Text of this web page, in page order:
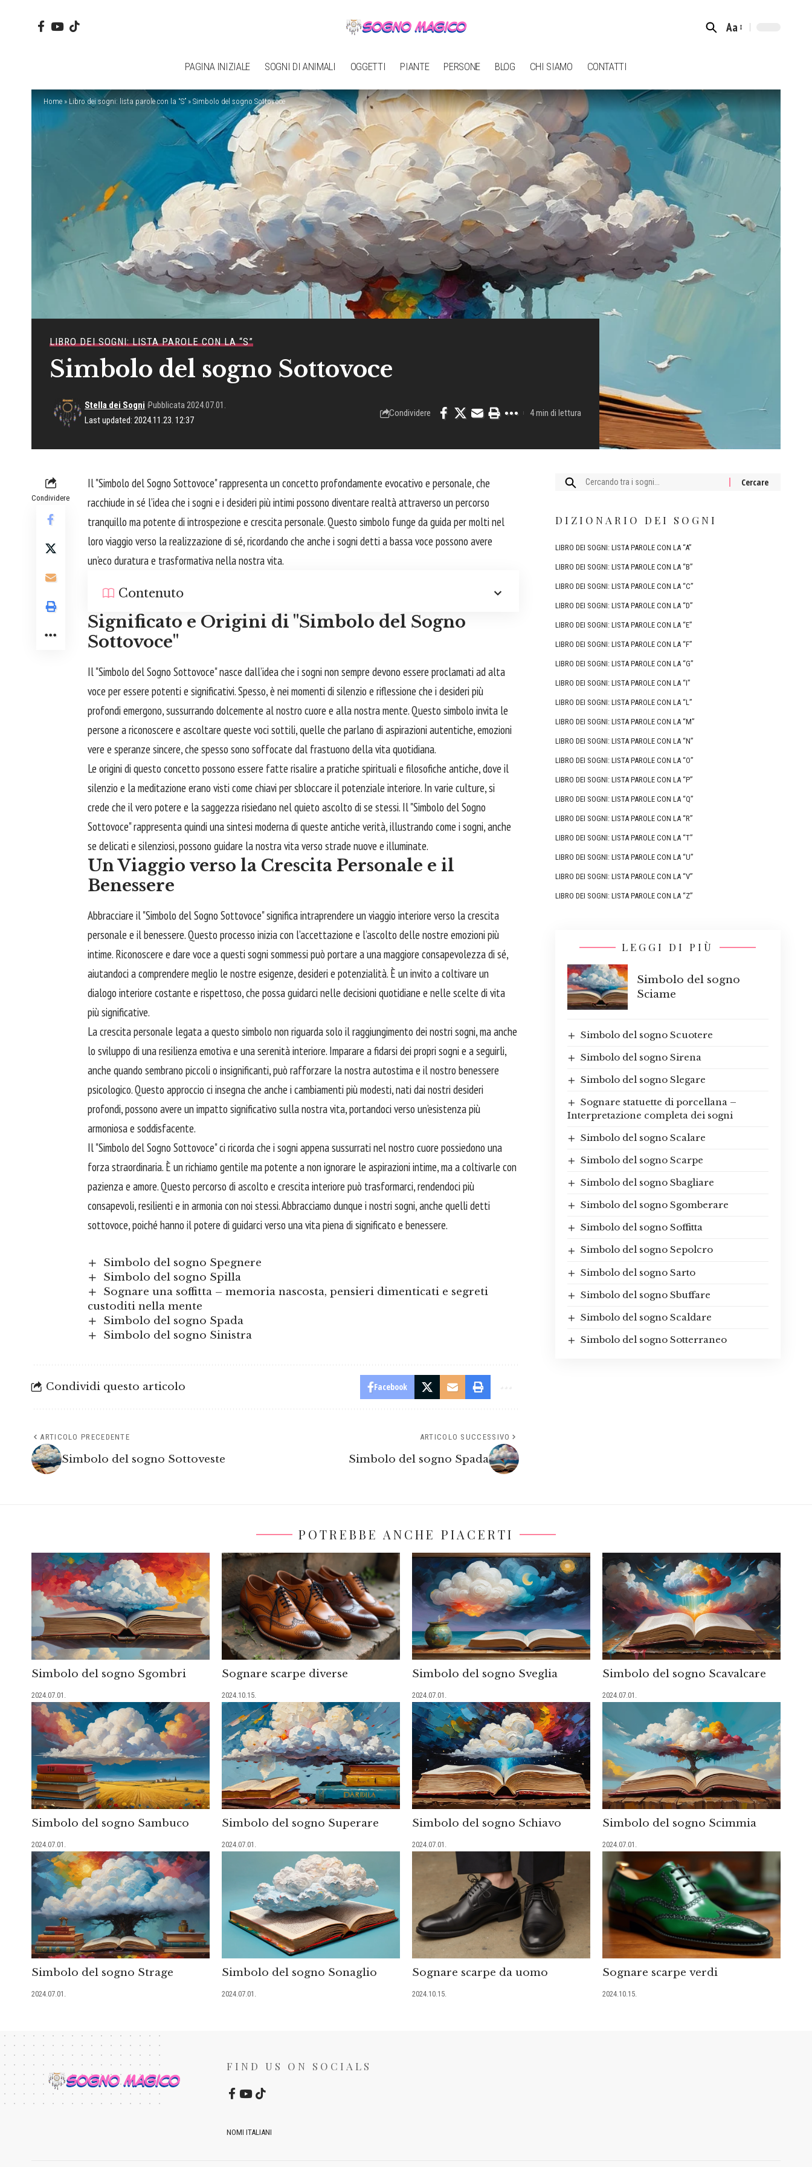
Font
Aa
PAGINA INIZIALE SOGNI DI ANIMALI OGGETTI PIANTE PERSONE BLOG CHI SIAMO CONTATTI
Home » Libro dei sogni: lista parole con la “S” » Simbolo del sogno Sottovoce
LIBRO DEI SOGNI: LISTA PAROLE CON LA “S”
Simbolo del sogno Sottovoce
Last updated: 2024.11.23. 12:37
Stella dei Sogni Pubblicata 2024.07.01.
Condividere 4 min di lettura
Condividere
Il "Simbolo del Sogno Sottovoce" rappresenta un concetto profondamente evocativo e personale, che
racchiude in sé l’idea che i sogni e i desideri più intimi possono diventare realtà attraverso un percorso
tranquillo ma potente di introspezione e crescita personale. Questo simbolo funge da guida per molti nel
loro viaggio verso la realizzazione di sé, ricordando che anche i sogni detti a bassa voce possono avere
un’eco duratura e trasformativa nella nostra vita.
Contenuto
Significato e Origini di "Simbolo del Sogno
Sottovoce"
Il "Simbolo del Sogno Sottovoce" nasce dall’idea che i sogni non sempre devono essere proclamati ad alta
voce per essere potenti e significativi. Spesso, è nei momenti di silenzio e riflessione che i desideri più
profondi emergono, sussurrando dolcemente al nostro cuore e alla nostra mente. Questo simbolo invita le
persone a riconoscere e ascoltare queste voci sottili, quelle che parlano di aspirazioni autentiche, emozioni
vere e speranze sincere, che spesso sono soffocate dal frastuono della vita quotidiana.
Le origini di questo concetto possono essere fatte risalire a pratiche spirituali e filosofiche antiche, dove il
silenzio e la meditazione erano visti come chiavi per sbloccare il potenziale interiore. In varie culture, si
crede che il vero potere e la saggezza risiedano nel quieto ascolto di se stessi. Il "Simbolo del Sogno
Sottovoce" rappresenta quindi una sintesi moderna di queste antiche verità, illustrando come i sogni, anche
se delicati e silenziosi, possono guidare la nostra vita verso strade nuove e illuminate.
Un Viaggio verso la Crescita Personale e il
Benessere
Abbracciare il "Simbolo del Sogno Sottovoce" significa intraprendere un viaggio interiore verso la crescita
personale e il benessere. Questo processo inizia con l’accettazione e l’ascolto delle nostre emozioni più
intime. Riconoscere e dare voce a questi sogni sommessi può portare a una maggiore consapevolezza di sé,
aiutandoci a comprendere meglio le nostre esigenze, desideri e potenzialità. È un invito acoltivare un
dialogo interiore costante e rispettoso, che possa guidarci nelle decisioni quotidiane e nelle scelte di vita
più significative.
La crescita personale legata a questo simbolo non riguarda solo il raggiungimento dei nostri sogni, ma anche
lo sviluppo di una resilienza emotiva e una serenità interiore. Imparare a fidarsi dei propri sogni e a seguirli,
anche quando sembrano piccoli o insignificanti, può rafforzare la nostra autostima e il nostro benessere
psicologico. Questo approccio ci insegna che anche i cambiamenti più modesti, nati dai nostri desideri
profondi, possono avere un impatto significativo sulla nostra vita, portandoci verso un’esistenza più
armoniosa e soddisfacente.
Il "Simbolo del Sogno Sottovoce" ci ricorda che i sogni appena sussurrati nel nostro cuore possiedono una
forza straordinaria. È un richiamo gentile ma potente a non ignorare le aspirazioni intime, ma a coltivarle con
pazienza e amore. Questo percorso di ascolto e crescita interiore può trasformarci, rendendoci più
consapevoli, resilienti e in armonia con noi stessi. Abbracciamo dunque i nostri sogni, anche quelli detti
sottovoce, poiché hanno il potere di guidarci verso una vita piena di significato e benessere.
Simbolo del sogno Spegnere
Simbolo del sogno Spilla
Sognare una soffitta – memoria nascosta, pensieri dimenticati e segreti
custoditi nella mente
Simbolo del sogno Spada
Simbolo del sogno Sinistra
Condividi questo articolo Facebook
ARTICOLO PRECEDENTE
Simbolo del sogno Sottoveste
ARTICOLO SUCCESSIVO
Simbolo del sogno Spada
Cercare:
DIZIONARIO DEI SOGNI
LIBRO DEI SOGNI: LISTA PAROLE CON LA “A”
LIBRO DEI SOGNI: LISTA PAROLE CON LA “B”
LIBRO DEI SOGNI: LISTA PAROLE CON LA “C”
LIBRO DEI SOGNI: LISTA PAROLE CON LA “D”
LIBRO DEI SOGNI: LISTA PAROLE CON LA “E”
LIBRO DEI SOGNI: LISTA PAROLE CON LA “F”
LIBRO DEI SOGNI: LISTA PAROLE CON LA “G”
LIBRO DEI SOGNI: LISTA PAROLE CON LA “I”
LIBRO DEI SOGNI: LISTA PAROLE CON LA “L”
LIBRO DEI SOGNI: LISTA PAROLE CON LA “M”
LIBRO DEI SOGNI: LISTA PAROLE CON LA “N”
LIBRO DEI SOGNI: LISTA PAROLE CON LA “O”
LIBRO DEI SOGNI: LISTA PAROLE CON LA “P”
LIBRO DEI SOGNI: LISTA PAROLE CON LA “Q”
LIBRO DEI SOGNI: LISTA PAROLE CON LA “R”
LIBRO DEI SOGNI: LISTA PAROLE CON LA “T”
LIBRO DEI SOGNI: LISTA PAROLE CON LA “U”
LIBRO DEI SOGNI: LISTA PAROLE CON LA “V”
LIBRO DEI SOGNI: LISTA PAROLE CON LA “Z”
LEGGI DI PIÙ
Simbolo del sogno
Sciame
Simbolo del sogno Scuotere
Simbolo del sogno Sirena
Simbolo del sogno Slegare
Sognare statuette di porcellana –
Interpretazione completa dei sogni
Simbolo del sogno Scalare
Simbolo del sogno Scarpe
Simbolo del sogno Sbagliare
Simbolo del sogno Sgomberare
Simbolo del sogno Soffitta
Simbolo del sogno Sepolcro
Simbolo del sogno Sarto
Simbolo del sogno Sbuffare
Simbolo del sogno Scaldare
Simbolo del sogno Sotterraneo
POTREBBE ANCHE PIACERTI
Simbolo del sogno Sgombri
2024.07.01.
Sognare scarpe diverse
2024.10.15.
Simbolo del sogno Sveglia
2024.07.01.
Simbolo del sogno Scavalcare
2024.07.01.
Simbolo del sogno Sambuco
2024.07.01.
Simbolo del sogno Superare
2024.07.01.
Simbolo del sogno Schiavo
2024.07.01.
Simbolo del sogno Scimmia
2024.07.01.
Simbolo del sogno Strage
2024.07.01.
Simbolo del sogno Sonaglio
2024.07.01.
Sognare scarpe da uomo
2024.10.15.
Sognare scarpe verdi
2024.10.15.
FIND US ON SOCIALS
NOMI ITALIANI